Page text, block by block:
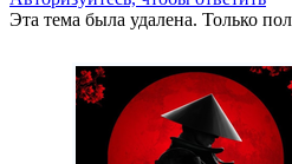
Эта тема была удалена. Только